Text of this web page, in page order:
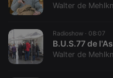
Walter de
Radioshow · 08:07
B.U.S.77 de
Walter de